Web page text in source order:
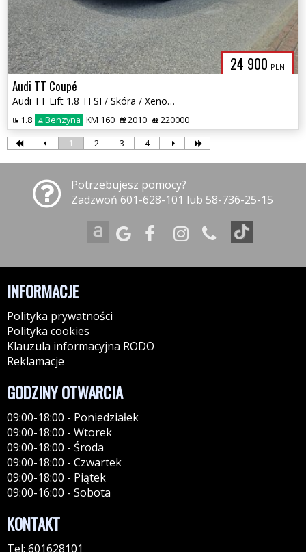
24 900 PLN
Audi TT Coupé
Audi TT Lift 1.8 TFSI / Skóra / Xenony / Okazja
1.8 Benzyna KM 160 2010 220000
1 2 3 4
Potrzebujesz pomocy?
Zadzwoń 601-628-101 lub 58-736-25-15
INFORMACJE
Polityka prywatności
Polityka cookies
Klauzula informacyjna RODO
Reklamacje
GODZINY OTWARCIA
09:00-18:00 - Poniedziałek
09:00-18:00 - Wtorek
09:00-18:00 - Środa
09:00-18:00 - Czwartek
09:00-18:00 - Piątek
09:00-16:00 - Sobota
KONTAKT
Tel: 601628101